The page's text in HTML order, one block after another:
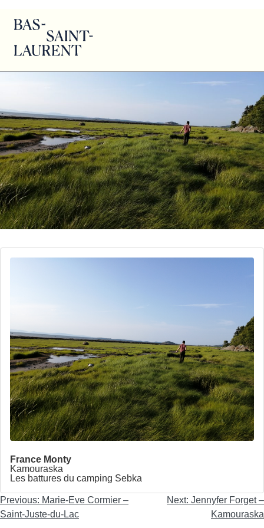
France Monty
Kamouraska
Les battures du camping Sebka
Navigation
de
Previous: Marie-Eve Cormier –
Saint-Juste-du-Lac
Next: Jennyfer Forget –
Kamouraska